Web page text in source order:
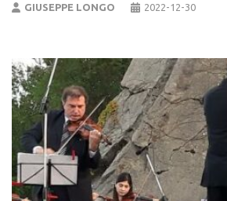
GIUSEPPE LONGO 2022-12-30